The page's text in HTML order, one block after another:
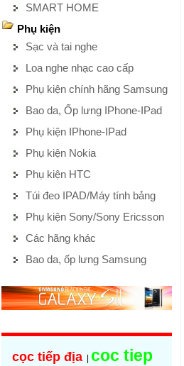
SMART HOME
Phụ kiện
Sạc và tai nghe
Loa nghe nhạc cao cấp
Phụ kiện chính hãng Samsung
Bao da, Ốp lưng IPhone-IPad
Phụ kiện IPhone-IPad
Phụ kiện Nokia
Phụ kiện HTC
Túi đeo IPAD/Máy tính bảng
Phụ kiện Sony/Sony Ericsson
Các hãng khác
Bao da, ốp lưng Samsung
cọc tiếp địa
coc tiep